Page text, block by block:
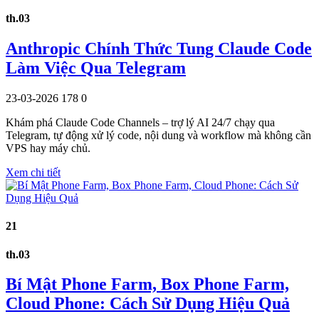
th.03
Anthropic Chính Thức Tung Claude Code
Làm Việc Qua Telegram
23-03-2026 178 0
Khám phá Claude Code Channels – trợ lý AI 24/7 chạy qua
Telegram, tự động xử lý code, nội dung và workflow mà không cần
VPS hay máy chủ.
Xem chi tiết
21
th.03
Bí Mật Phone Farm, Box Phone Farm,
Cloud Phone: Cách Sử Dụng Hiệu Quả